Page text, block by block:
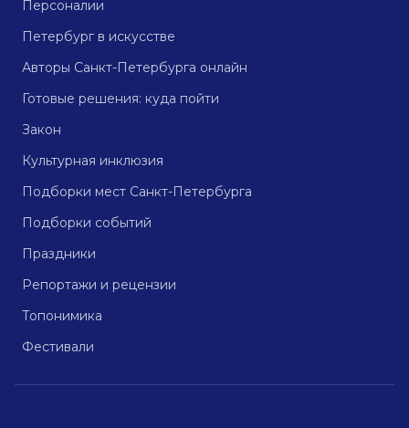
Персоналии
Петербург в искусстве
Авторы Санкт-Петербурга онлайн
Готовые решения: куда пойти
Закон
Культурная инклюзия
Подборки мест Санкт-Петербурга
Подборки событий
Праздники
Репортажи и рецензии
Топонимика
Фестивали